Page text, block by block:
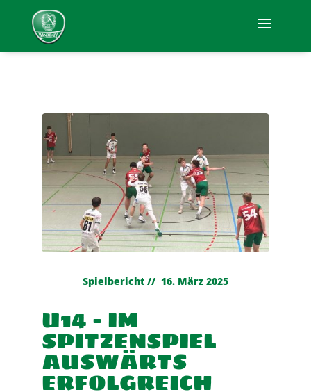
Spielbericht // 16. März 2025
U14 – IM
SPITZENSPIEL
AUSWÄRTS
ERFOLGREICH